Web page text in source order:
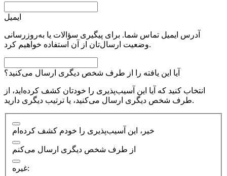
ایمیل
آدرس ایمیل تماس شما. برای پیگیری سؤالات یا به‌روزرسانی
وضعیت ارسال‌تان از آن استفاده خواهیم کرد.
آیا این یافته را از طرف شخص دیگری ارسال می‌کنید؟
انتخاب کنید که آیا این آسیب‌پذیری را خودتان کشف کرده‌اید، از
طرف شخص دیگری ارسال می‌کنید، یا ترتیب دیگری دارید.
خیر، این آسیب‌پذیری را خودم کشف کرده‌ام
از طرف شخص دیگری ارسال می‌کنم
غیره: